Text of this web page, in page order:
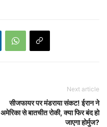
Next article
सीजफायर पर मंडराया संकट! ईरान ने
अमेरिका से बातचीत रोकी, क्या फिर बंद हो
जाएगा होर्मुज?